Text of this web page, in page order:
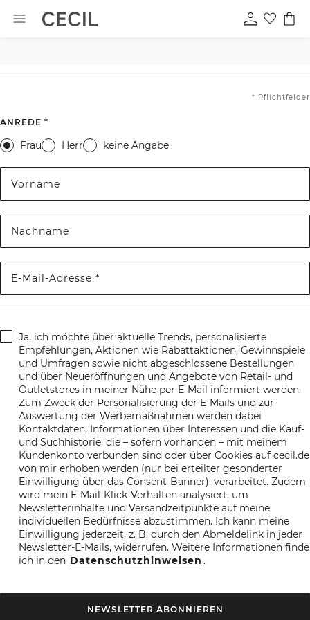
* Pflichtfelder
ANREDE *
Frau Herr keine Angabe
Vorname
Nachname
E-Mail-Adresse *
Ja, ich möchte über aktuelle Trends, personalisierte
Empfehlungen, Aktionen wie Rabattaktionen, Gewinnspiele
und Umfragen sowie nicht abgeschlossene Bestellungen
und über Neueröffnungen und Angebote von Retail- und
Outletstores in meiner Nähe per E-Mail informiert werden.
Zum Zweck der Personalisierung der E-Mails und zur
Auswertung der Werbemaßnahmen werden dabei
Kontaktdaten, Informationen über Interessen und die Kauf-
und Suchhistorie, die – sofern vorhanden – mit meinem
Kundenkonto verbunden sind oder über Cookies auf cecil.de
von mir erhoben werden (nur bei erteilter gesonderter
Einwilligung über das Consent-Banner), verarbeitet. Zudem
wird mein E-Mail-Klick-Verhalten analysiert, um
Newsletterinhalte und Versandzeitpunkte auf meine
individuellen Bedürfnisse abzustimmen. Ich kann meine
Einwilligung jederzeit, z. B. durch den Abmeldelink in jeder
Newsletter-E-Mails, widerrufen. Weitere Informationen finde
ich in den Datenschutzhinweisen .
NEWSLETTER ABONNIEREN